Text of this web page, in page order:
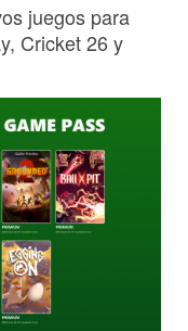
juegos para
Cricket 26 y